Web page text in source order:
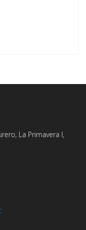
La Primavera I,